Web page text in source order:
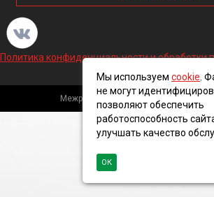
Политика конфиденциальности и обработки
Межрегиональная кабельная
Мы используем cookie .
не могут
позволяют обеспечить
работоспособность
улучшать качество
ОК